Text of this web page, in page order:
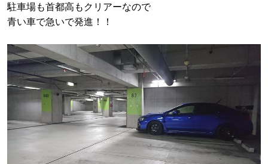
駐車場も首都高もクリアーなので
青い車で急いで発進！！